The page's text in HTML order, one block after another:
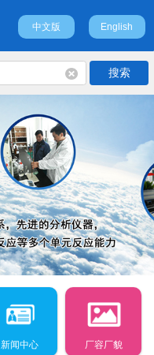
中文版 English
新闻中心 厂容厂貌